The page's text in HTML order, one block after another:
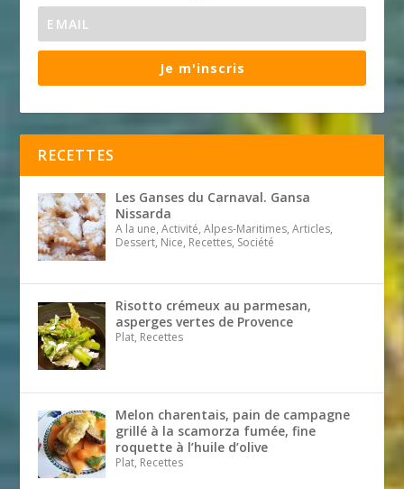
Je m'inscris
RECETTES
Les Ganses du Carnaval. Gansa
Nissarda
A la une, Activité, Alpes-Maritimes, Articles,
Dessert, Nice, Recettes, Société
Risotto crémeux au parmesan,
asperges vertes de Provence
Plat, Recettes
Melon charentais, pain de campagne
grillé à la scamorza fumée, fine
roquette à l’huile d’olive
Plat, Recettes